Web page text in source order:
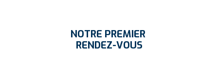
NOTRE PREMIER
RENDEZ-VOUS